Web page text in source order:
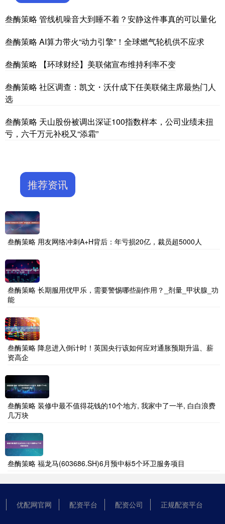
叁酶策略 管线机噪音大到睡不着？安静这件事真的可以量化
叁酶策略 AI算力带火“动力引擎”！全球燃气轮机供不应求
叁酶策略 【环球财经】美联储宣布维持利率不变
叁酶策略 社区调查：凯文・沃什成下任美联储主席最热门人
选
叁酶策略 天山股份被调出深证100指数样本，公司业绩未扭
亏，六千万元补税又“添霜”
推荐资讯
叁酶策略 用友网络冲刺A+H背后：年亏损20亿，裁员超5000人
叁酶策略 长期服用优甲乐，需要警惕哪些副作用？_剂量_甲状腺_功
能
叁酶策略 降息进入倒计时！英国央行该如何应对通胀预期升温、薪
资高企
叁酶策略 装修中最不值得花钱的10个地方, 我家中了一半, 白白浪费
几万块
叁酶策略 福龙马(603686.SH)6月预中标5个环卫服务项目
优配网官网 配资平台 配资公司 正规配资平台